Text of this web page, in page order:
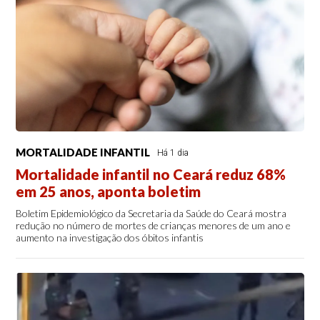
MORTALIDADE INFANTIL Há 1 dia
Mortalidade infantil no Ceará reduz 68%
em 25 anos, aponta boletim
Boletim Epidemiológico da Secretaria da Saúde do Ceará mostra
redução no número de mortes de crianças menores de um ano e
aumento na investigação dos óbitos infantis